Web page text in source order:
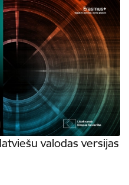
valodas versijas